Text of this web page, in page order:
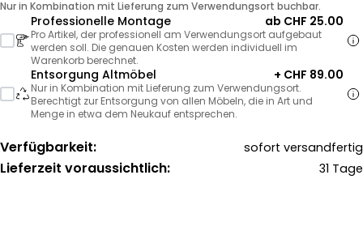
Nur in Kombination mit Lieferung zum Verwendungsort buchbar.
Professionelle Montage ab CHF 25.00
Pro Artikel, der professionell am Verwendungsort aufgebaut
werden soll. Die genauen Kosten werden individuell im
Warenkorb berechnet.
Entsorgung Altmöbel + CHF 89.00
Nur in Kombination mit Lieferung zum Verwendungsort.
Berechtigt zur Entsorgung von allen Möbeln, die in Art und
Menge in etwa dem Neukauf entsprechen.
Verfügbarkeit: sofort versandfertig
Lieferzeit voraussichtlich: 31 Tage